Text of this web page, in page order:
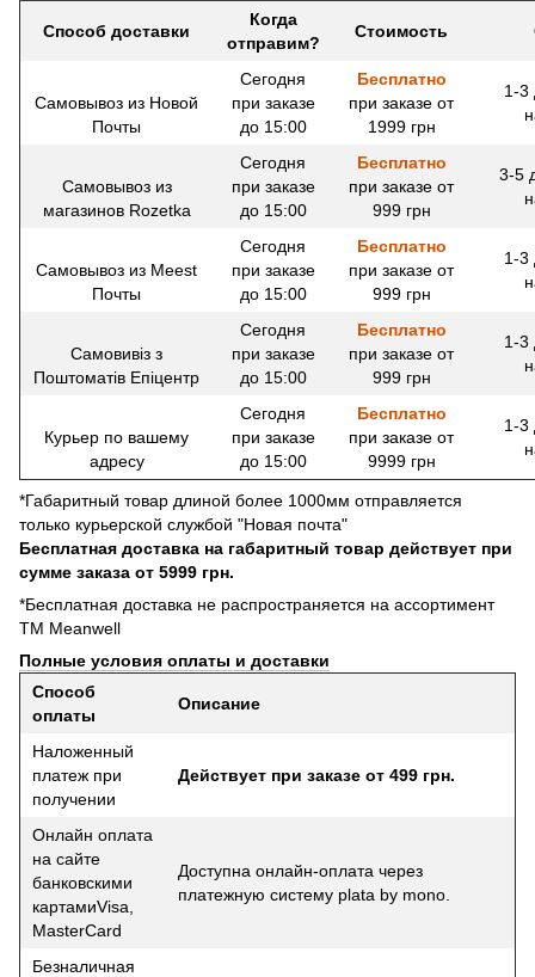
Способ доставки
Когда
отправим?
Стоимость
Самовывоз из Новой
Почты
Сегодня
при заказе
до 15:00
Бесплатно
при заказе от
1999 грн
1-3
Самовывоз из
магазинов Rozetka
Сегодня
при заказе
до 15:00
Бесплатно
при заказе от
999 грн
3-5
Самовывоз из Meest
Почты
Сегодня
при заказе
до 15:00
Бесплатно
при заказе от
999 грн
1-3
Самовивіз з
Поштоматів Епіцентр
Сегодня
при заказе
до 15:00
Бесплатно
при заказе от
999 грн
1-3
Курьер по вашему
адресу
Сегодня
при заказе
до 15:00
Бесплатно
при заказе от
9999 грн
1-3
*Габаритный товар длиной более 1000мм отправляется
только курьерской службой "Новая почта"
Бесплатная доставка на габаритный товар действует при
сумме заказа от 5999 грн.
*Бесплатная доставка не распространяется на ассортимент
ТМ Meanwell
Полные условия оплаты и доставки
Способ
оплаты
Описание
Наложенный
платеж при
получении
Действует при заказе от 499 грн.
Онлайн оплата
на сайте
банковскими
картамиVisa,
MasterCard
Доступна онлайн-оплата через
платежную систему plata by mono.
Безналичная